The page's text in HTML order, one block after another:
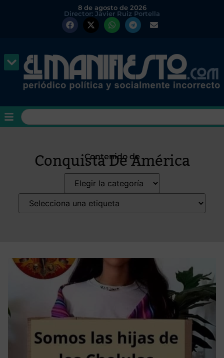
8 de agosto de 2026
Director: Javier Ruiz Portella
Contenido de
Conquista De América